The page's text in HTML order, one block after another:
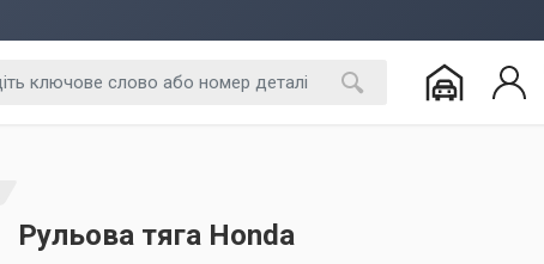
Рульова тяга Honda